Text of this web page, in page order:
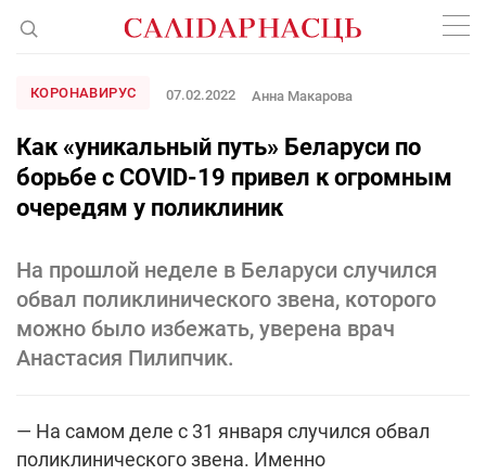
КОРОНАВИРУС 07.02.2022 Анна Макарова
Как «уникальный путь» Беларуси по
борьбе с COVID-19 привел к огромным
очередям у поликлиник
На прошлой неделе в Беларуси случился
обвал поликлинического звена, которого
можно было избежать, уверена врач
Анастасия Пилипчик.
— На самом деле с 31 января случился обвал
поликлинического звена. Именно